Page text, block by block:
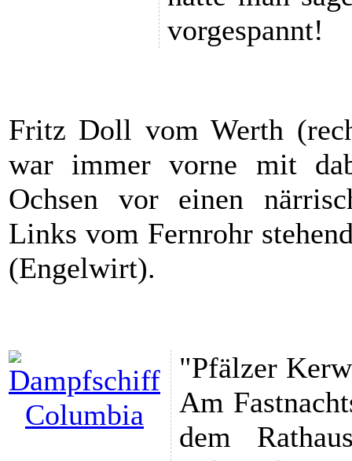
vorgespannt!
Fritz Doll vom Werth
war immer vorne mit
Ochsen vor einen
Links vom Fernrohr
(Engelwirt).
"Pfälzer
Am
dem